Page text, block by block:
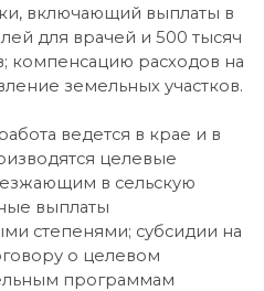
включающий выплаты в
для врачей и 500 тысяч
компенсацию расходов на
земельных участков.
ведется в крае и в
целевые
в сельскую
выплаты
степенями; субсидии на
о целевом
программам